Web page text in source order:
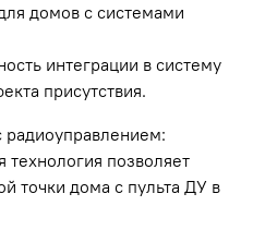
домов с системами
интеграции в систему
присутствия.
позволяет
точки дома с пульта ДУ в